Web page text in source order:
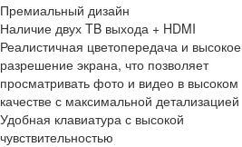
Премиальный дизайн
Наличие двух TB выхода + HDMI
Реалистичная цветопередача и высокое
разрешение экрана, что позволяет
просматривать фото и видео в высоком
качестве с максимальной детализацией
Удобная клавиатура с высокой
чувствительностью